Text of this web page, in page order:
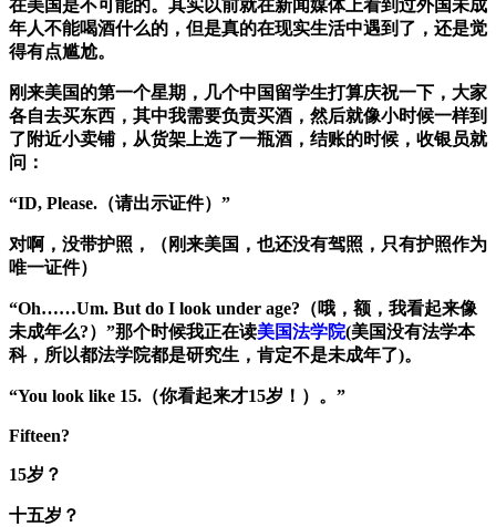
在美国是不可能的。其实以前就在新闻媒体上看到过外国未成
年人不能喝酒什么的，但是真的在现实生活中遇到了，还是觉
得有点尴尬。
刚来美国的第一个星期，几个中国留学生打算庆祝一下，大家
各自去买东西，其中我需要负责买酒，然后就像小时候一样到
了附近小卖铺，从货架上选了一瓶酒，结账的时候，收银员就
问：
“ID, Please.（请出示证件）”
对啊，没带护照，（刚来美国，也还没有驾照，只有护照作为
唯一证件）
“Oh……Um. But do I look under age?（哦，额，我看起来像
未成年么?）”那个时候我正在读美国法学院(美国没有法学本
科，所以都法学院都是研究生，肯定不是未成年了)。
“You look like 15.（你看起来才15岁！）。”
Fifteen?
15岁？
十五岁？